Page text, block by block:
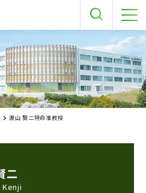
渡山 賢二特命准教授
二
Kenji